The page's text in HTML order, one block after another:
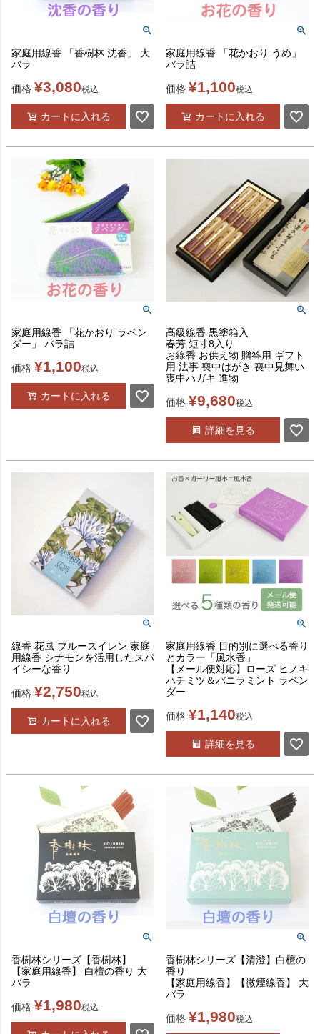
家庭用線香 「香樹林 沈香」 大
バラ
価格 ¥3,080税込
カートに入れる
家庭用線香 「花かおり うめ」
バラ詰
価格 ¥1,100税込
カートに入れる
家庭用線香 「花かおり ラベン
ダー」 バラ詰
価格 ¥1,100税込
カートに入れる
高級線香 黒塗箱入
春芳 短寸8入り
お線香 お供え物 贈答用 ギフト
用 法事 喪中はがき 喪中見舞い
喪中ハガキ 進物
価格 ¥9,680税込
詳細を見る
線香 花風 ブルースイレン 家庭
用線香 シナモンを活用したスパ
イシーな香り
価格 ¥2,750税込
カートに入れる
家庭用線香 目的別に選べる香り
とカラー「風水香」
【メール便対応】ローズ ヒノキ
ハチミツ＆バニラミント ラベン
ダー
価格 ¥1,140税込
詳細を見る
香樹林シリーズ【香樹林】
【家庭用線香】 白檀の香り 大
バラ
価格 ¥1,980税込
香樹林シリーズ【清澄】白檀の
香り
【家庭用線香】【微煙線香】 大
バラ
価格 ¥1,980税込